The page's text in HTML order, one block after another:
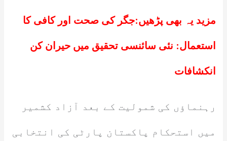
مزید یہ بھی پڑھیں:جگر کی صحت اور کافی کا
استعمال: نئی سائنسی تحقیق میں حیران کن
انکشافات
رہنماؤں کی شمولیت کے بعد آزاد کشمیر
میں استحکام پاکستان پارٹی کی انتخابی